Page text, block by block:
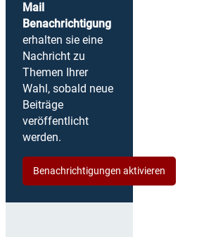
Mail
Benachrichtigung
erhalten sie eine
Nachricht zu
Themen Ihrer
Wahl, sobald neue
Beiträge
veröffentlicht
werden.
Benachrichtigungen aktivieren